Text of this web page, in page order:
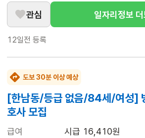
관심 일자리정보 더
12일전 등록
도보 30분 이상 예상
[한남동/등급 없음/84세/여성]
호사 모집
급여
시급 16,410원